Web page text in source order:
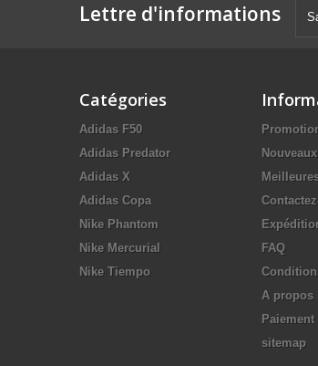
Lettre d'informations
Catégories
Adidas F50
Adidas Predator
Adidas X
Adidas Copa
Nike Phantom
Nike Mercurial
Nike Tiempo
FAQ
A propos
sitemap